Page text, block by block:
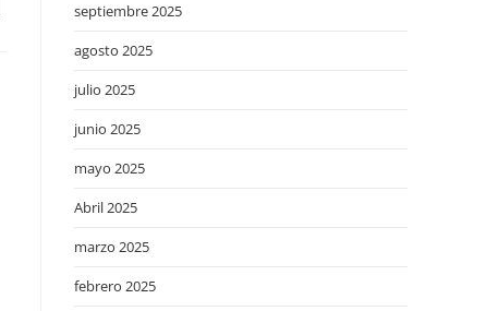
septiembre 2025
agosto 2025
julio 2025
junio 2025
mayo 2025
Abril 2025
marzo 2025
febrero 2025